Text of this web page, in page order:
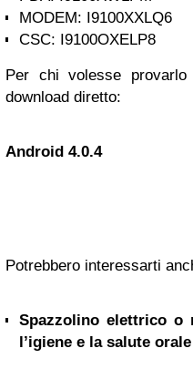
MODEM: I9100XXLQ6
CSC: I9100OXELP8
Per chi volesse
download diretto:
Android 4.0.4
Potrebbero interessarti
Spazzolino elettrico o
l’igiene e la salute orale